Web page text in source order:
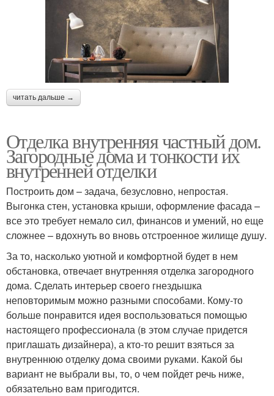
читать дальше →
Отделка внутренняя частный дом.
Загородные дома и тонкости их
внутренней отделки
Построить дом – задача, безусловно, непростая.
Выгонка стен, установка крыши, оформление фасада –
все это требует немало сил, финансов и умений, но еще
сложнее – вдохнуть во вновь отстроенное жилище душу.
За то, насколько уютной и комфортной будет в нем
обстановка, отвечает внутренняя отделка загородного
дома. Сделать интерьер своего гнездышка
неповторимым можно разными способами. Кому-то
больше понравится идея воспользоваться помощью
настоящего профессионала (в этом случае придется
приглашать дизайнера), а кто-то решит взяться за
внутреннюю отделку дома своими руками. Какой бы
вариант не выбрали вы, то, о чем пойдет речь ниже,
обязательно вам пригодится.